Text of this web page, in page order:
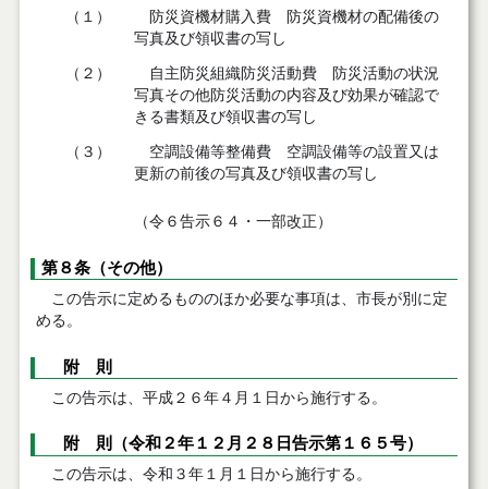
（１）
防災資機材購入費 防災資機材の配備後の
写真及び領収書の写し
（２）
自主防災組織防災活動費 防災活動の状況
写真その他防災活動の内容及び効果が確認で
きる書類及び領収書の写し
（３）
空調設備等整備費 空調設備等の設置又は
更新の前後の写真及び領収書の写し
（令６告示６４・一部改正）
第８条（その他）
この告示に定めるもののほか必要な事項は、市長が別に定
める。
附 則
この告示は、平成２６年４月１日から施行する。
附 則（令和２年１２月２８日告示第１６５号）
この告示は、令和３年１月１日から施行する。